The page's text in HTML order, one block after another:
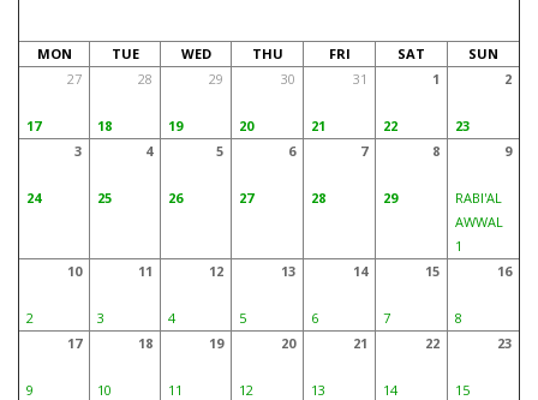
MON TUE WED THU FRI SAT
SUN
27
17
28
18
29
19
30
20
31
21
1
22
2
23
3
24
4
25
5
26
6
27
7
28
8
29
9
RABI'AL
AWWAL
1
10
2
11
3
12
4
13
5
14
6
15
7
16
8
17
9
18
10
19
11
20
12
21
13
22
14
23
15